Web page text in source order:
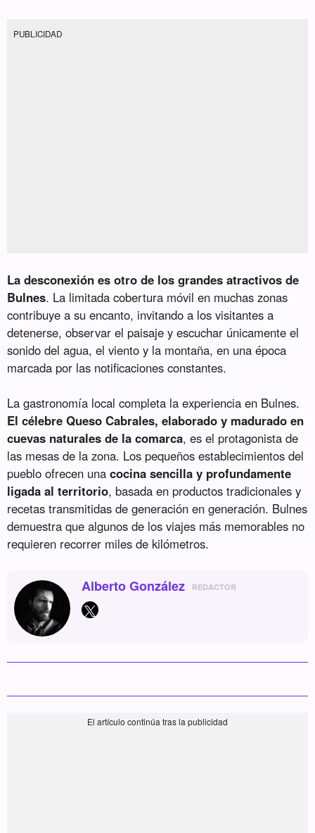
PUBLICIDAD
La desconexión es otro de los grandes atractivos de
Bulnes. La limitada cobertura móvil en muchas zonas
contribuye a su encanto, invitando a los visitantes a
detenerse, observar el paisaje y escuchar únicamente el
sonido del agua, el viento y la montaña, en una época
marcada por las notificaciones constantes.
La gastronomía local completa la experiencia en Bulnes.
El célebre Queso Cabrales, elaborado y madurado en
cuevas naturales de la comarca, es el protagonista de
las mesas de la zona. Los pequeños establecimientos del
pueblo ofrecen unacocina sencilla y profundamente
ligada al territorio, basada en productos tradicionales y
recetas transmitidas de generación en generación. Bulnes
demuestra que algunos de los viajes más memorables no
requieren recorrer miles de kilómetros.
Alberto González REDACTOR